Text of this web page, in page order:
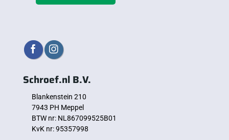
Schroef.nl B.V.
Blankenstein 210
7943 PH Meppel
BTW nr: NL867099525B01
KvK nr: 95357998